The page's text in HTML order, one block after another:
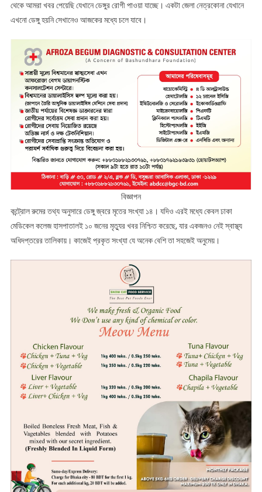
থেকে আমরা খবর পেয়েছি যেখানে ডেঙ্গুর রোগী পাওয়া যাচ্ছে। একটা জেলা নেত্রকোনা যেখানে
এখনো ডেঙ্গু হয়নি সেখানেও আজকের মধ্যে চলে যাবে।
বিজ্ঞাপন
কন্ট্রোল রুমের তথ্য অনুসারে ডেঙ্গু জ্বরে মৃতের সংখ্যা ১৪। যদিও এরই মধ্যে কেবল ঢাকা
মেডিকেল কলেজ হাসপাতালই ১০ জনের মৃত্যুর খবর নিশ্চিত করেছে, যার একজনও নেই স্বাস্থ্য
অধিদপ্তরের তালিকায়। কাজেই প্রকৃত সংখ্যা যে অনেক বেশি তা সহজেই অনুমেয়।